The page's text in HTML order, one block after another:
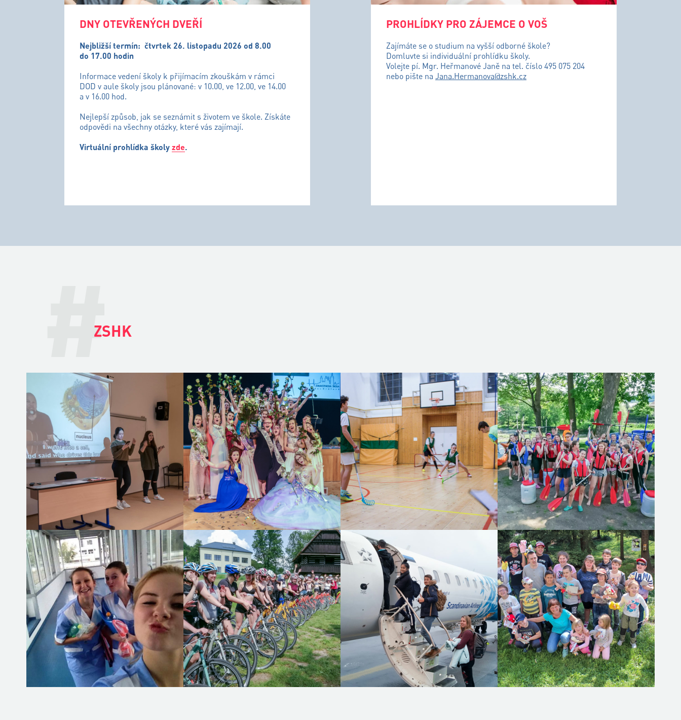
DNY OTEVŘENÝCH DVEŘÍ
Nejbližší termín: čtvrtek 26. listopadu 2026 od 8.00
do 17.00 hodin
Informace vedení školy k přijímacím zkouškám v rámci
DOD v aule školy jsou plánované: v 10.00, ve 12.00, ve 14.00
a v 16.00 hod.
Nejlepší způsob, jak se seznámit s životem ve škole. Získáte
odpovědi na všechny otázky, které vás zajímají.
Virtuální prohlídka školy zde.
PROHLÍDKY PRO ZÁJEMCE O VOŠ
Zajímáte se o studium na vyšší odborné škole?
Domluvte si individuální prohlídku školy.
Volejte pí. Mgr. Heřmanové Janě na tel. číslo 495 075 204
nebo pište na Jana.Hermanova@zshk.cz
#
ZSHK